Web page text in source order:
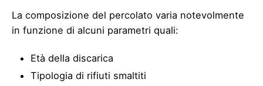
La composizione del percolato varia notevolmente
in funzione di alcuni parametri quali:
Età della discarica
Tipologia di rifiuti smaltiti